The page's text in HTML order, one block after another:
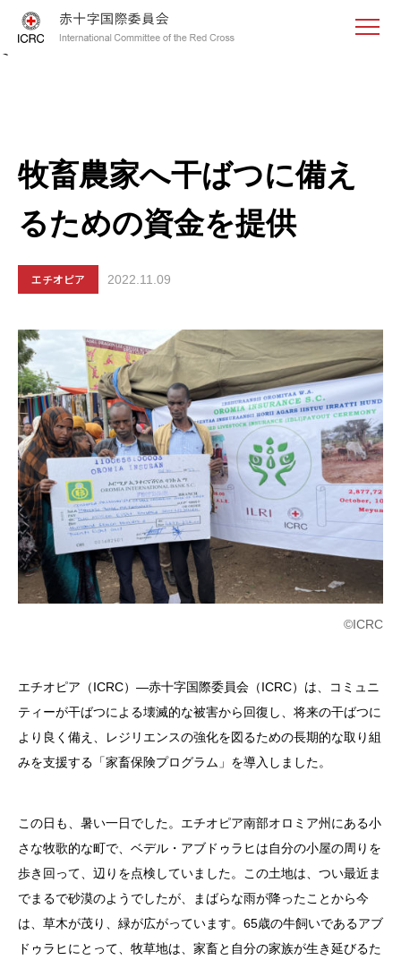
<
牧畜農家へ干ばつに備え
るための資金を提供
エチオピア 2022.11.09
©ICRC
エチオピア（ICRC）―赤十字国際委員会（ICRC）は、コミュニ
ティーが干ばつによる壊滅的な被害から回復し、将来の干ばつに
より良く備え、レジリエンスの強化を図るための長期的な取り組
みを支援する「家畜保険プログラム」を導入しました。
この日も、暑い一日でした。エチオピア南部オロミア州にある小
さな牧歌的な町で、ベデル・アブドゥラヒは自分の小屋の周りを
歩き回って、辺りを点検していました。この土地は、つい最近ま
でまるで砂漠のようでしたが、まばらな雨が降ったことから今
は、草木が茂り、緑が広がっています。65歳の牛飼いであるアブ
ドゥラヒにとって、牧草地は、家畜と自分の家族が生き延びるた